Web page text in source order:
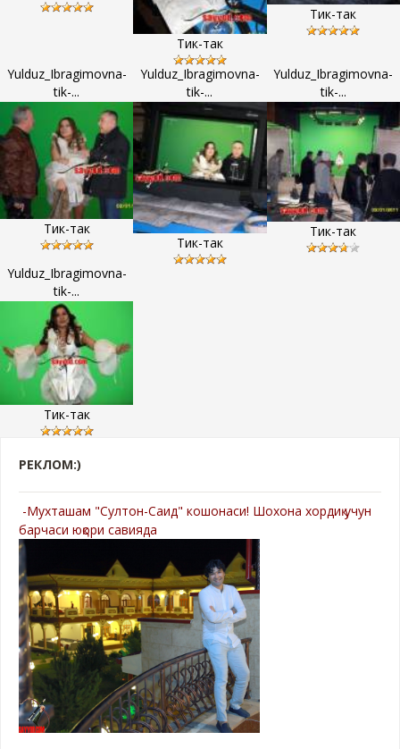
Тик-так
Тик-так
Yulduz_Ibragimovna-
tik-...
Тик-так
Yulduz_Ibragimovna-
tik-...
Тик-так
Yulduz_Ibragimovna-
tik-...
Тик-так
Yulduz_Ibragimovna-
tik-...
Тик-так
РЕКЛОМ:)
-Мухташам "Султон-Саид" кошонаси! Шохона хордиқ учун
барчаси юқори савияда